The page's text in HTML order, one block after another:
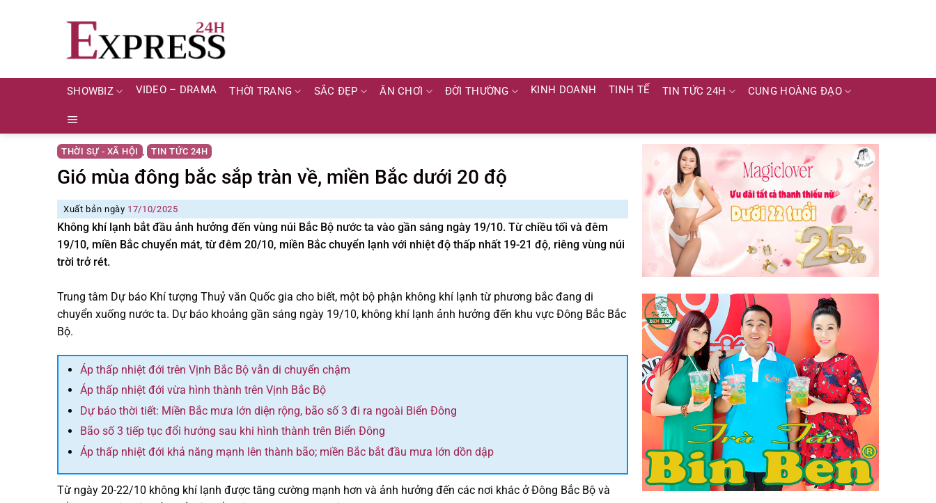
SHOWBIZ VIDEO – DRAMA THỜI TRANG SẮC ĐẸP ĂN CHƠI ĐỜI THƯỜNG KINH DOANH TINH TẾ TIN TỨC 24H CUNG HOÀNG ĐẠO
THỜI SỰ - XÃ HỘI , TIN TỨC 24H
Gió mùa đông bắc sắp tràn về, miền Bắc dưới 20 độ
Xuất bản ngày 17/10/2025
Không khí lạnh bắt đầu ảnh hưởng đến vùng núi Bắc Bộ nước ta vào gần sáng ngày 19/10. Từ chiều tối và đêm
19/10, miền Bắc chuyển mát, từ đêm 20/10, miền Bắc chuyển lạnh với nhiệt độ thấp nhất 19-21 độ, riêng vùng núi
trời trở rét.
Trung tâm Dự báo Khí tượng Thuỷ văn Quốc gia cho biết, một bộ phận không khí lạnh từ phương bắc đang di
chuyển xuống nước ta. Dự báo khoảng gần sáng ngày 19/10, không khí lạnh ảnh hưởng đến khu vực Đông Bắc Bắc
Bộ.
Áp thấp nhiệt đới trên Vịnh Bắc Bộ vẫn di chuyển chậm
Áp thấp nhiệt đới vừa hình thành trên Vịnh Bắc Bộ
Dự báo thời tiết: Miền Bắc mưa lớn diện rộng, bão số 3 đi ra ngoài Biển Đông
Bão số 3 tiếp tục đổi hướng sau khi hình thành trên Biển Đông
Áp thấp nhiệt đới khả năng mạnh lên thành bão; miền Bắc bắt đầu mưa lớn dồn dập
Từ ngày 20-22/10 không khí lạnh được tăng cường mạnh hơn và ảnh hưởng đến các nơi khác ở Đông Bắc Bộ và